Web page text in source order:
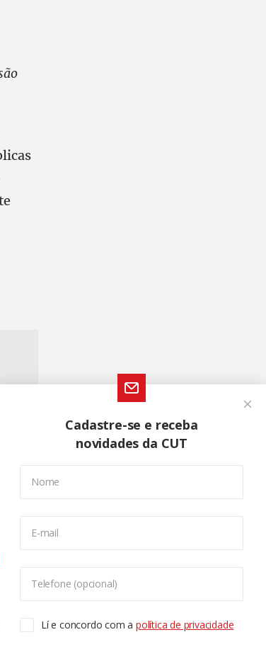
Cadastre-se e receba
novidades da CUT
Nome
E-mail
Telefone (opcional)
Lí e concordo com apolítica de privacidade
Para saber mais